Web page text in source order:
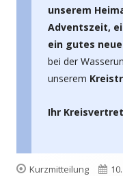
unserem
Adventszeit,
ein gutes
bei der
unserem
Ihr
Format
Kurzmitteilung